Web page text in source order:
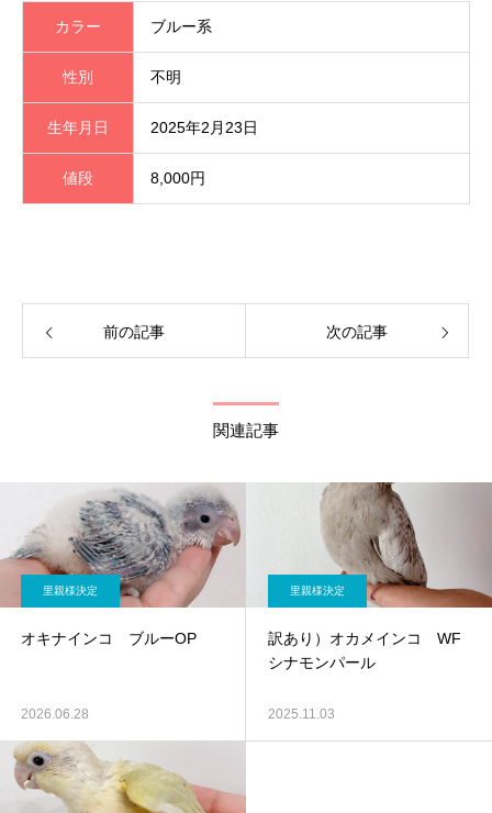
カラー ブルー系
性別 不明
生年月日 2025年2月23日
値段 8,000円
前の記事 次の記事
関連記事
里親様決定
オキナインコ ブルーOP
2026.06.28
里親様決定
訳あり）オカメインコ WF
シナモンパール
2025.11.03